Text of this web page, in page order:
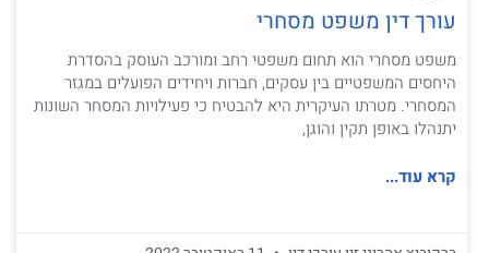
עורך דין משפט מסחרי
משפט מסחרי הוא תחום משפטי רחב ומורכב העוסק בהסדרת
היחסים המשפטיים בין עסקים, חברות ויחידים הפועלים במגזר
המסחרי. מטרתו העיקרית היא להבטיח כי פעילויות המסחר השונות
יתנהלו באופן תקין והוגן,
קרא עוד...